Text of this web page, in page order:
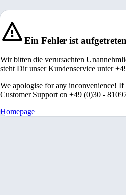
Ein Fehler ist
Wir bitten die verursachten
steht Dir unser Kundenservice unter
We apologise for any inconvenience! If
Customer Support on +49 (0)30 -
Homepage